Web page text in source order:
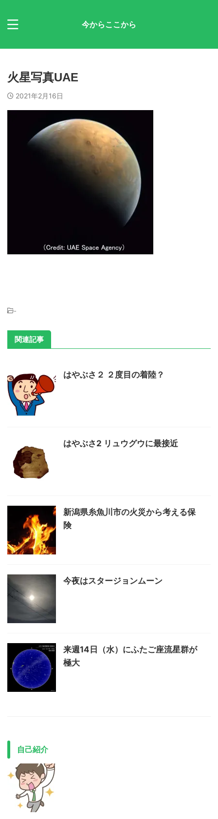
今からここから
火星写真UAE
2021年2月16日
-
関連記事
はやぶさ２ ２度目の着陸？
はやぶさ2 リュウグウに最接近
新潟県糸魚川市の火災から考える保
険
今夜はスタージョンムーン
来週14日（水）にふたご座流星群が
極大
自己紹介